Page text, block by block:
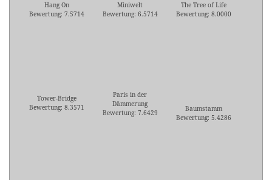
Hang On
Bewertung: 7.5714
Miniwelt
Bewertung: 6.5714
The Tree of Life
Bewertung: 8.0000
Tower-Bridge
Bewertung: 8.3571
Paris in der
Dämmerung
Bewertung: 7.6429
Baumstamm
Bewertung: 5.4286